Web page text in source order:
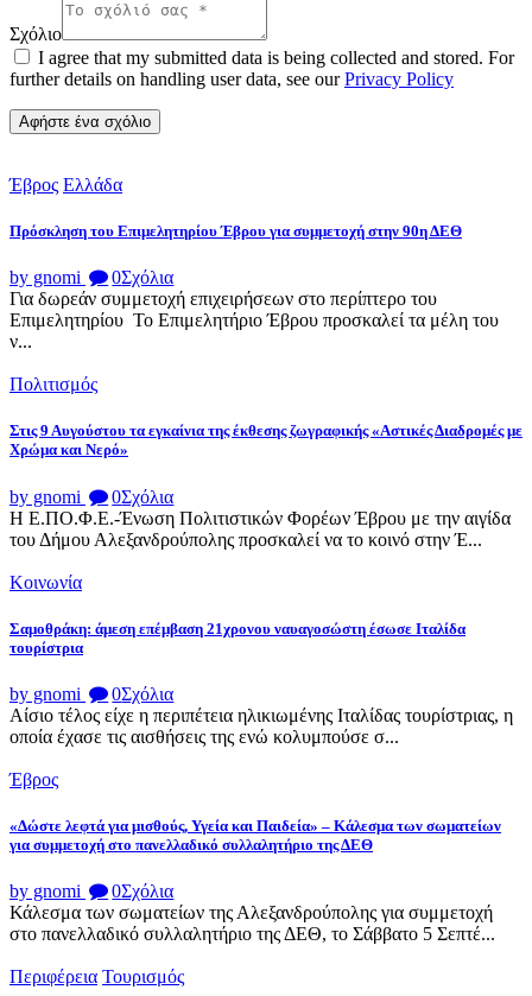
Σχόλιο
I agree that my submitted data is being collected and stored. For
further details on handling user data, see ourPrivacy Policy
Έβρος Ελλάδα
Πρόσκληση του Επιμελητηρίου Έβρου για συμμετοχή στην 90η ΔΕΘ
by gnomi 0Σχόλια
Για δωρεάν συμμετοχή επιχειρήσεων στο περίπτερο του
Επιμελητηρίου Το Επιμελητήριο Έβρου προσκαλεί τα μέλη του
ν...
Πολιτισμός
Στις 9 Αυγούστου τα εγκαίνια της έκθεσης ζωγραφικής «Αστικές Διαδρομές με
Χρώμα και Νερό»
by gnomi 0Σχόλια
Η Ε.ΠΟ.Φ.Ε.-Ένωση Πολιτιστικών Φορέων Έβρου με την αιγίδα
του Δήμου Αλεξανδρούπολης προσκαλεί να το κοινό στην Έ...
Κοινωνία
Σαμοθράκη: άμεση επέμβαση 21χρονου ναυαγοσώστη έσωσε Ιταλίδα
τουρίστρια
by gnomi 0Σχόλια
Αίσιο τέλος είχε η περιπέτεια ηλικιωμένης Ιταλίδας τουρίστριας, η
οποία έχασε τις αισθήσεις της ενώ κολυμπούσε σ...
Έβρος
«Δώστε λεφτά για μισθούς, Υγεία και Παιδεία» – Κάλεσμα των σωματείων
για συμμετοχή στο πανελλαδικό συλλαλητήριο της ΔΕΘ
by gnomi 0Σχόλια
Κάλεσμα των σωματείων της Αλεξανδρούπολης για συμμετοχή
στο πανελλαδικό συλλαλητήριο της ΔΕΘ, το Σάββατο 5 Σεπτέ...
Περιφέρεια Τουρισμός